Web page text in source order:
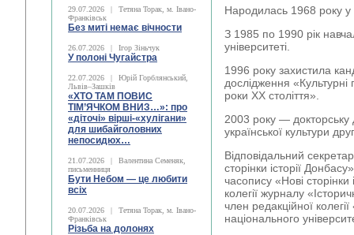
29.07.2026 |
Тетяна Торак, м. Івано-
Франківськ
Без миті немає вічности
26.07.2026 | Ігор Зіньчук
У полоні Чугайстра
22.07.2026 |
Юрій Горблянський,
Львів–Зашків
«ХТО ТАМ ПОВИС
ТІМ’ЯЧКОМ ВНИЗ…»: про
«діточі» вірші-«хулігани»
для шибайголовних
непосидюх…
21.07.2026 |
Валентина Семеняк,
письменниця
Бути Небом ― це любити
всіх
20.07.2026 |
Тетяна Торак, м. Івано-
Франківськ
Різьба на долонях
Народилась 1968 року у
З 1985 по 1990 рік
університеті.
1996 року захистила
дослідження
роки ХХ століття».
2003 року — докторську
української культури
Відповідальний
сторінки історії
часопису «Нові сторінки
колегії журналу
член редакційної
національного